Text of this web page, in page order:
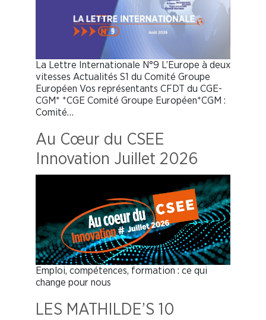
La Lettre Internationale N°9 L’Europe à deux
vitesses Actualités S1 du Comité Groupe
Européen Vos représentants CFDT du CGE-
CGM* *CGE Comité Groupe Européen*CGM :
Comité…
Au Cœur du CSEE
Innovation Juillet 2026
Emploi, compétences, formation : ce qui
change pour nous
LES MATHILDE’S 10